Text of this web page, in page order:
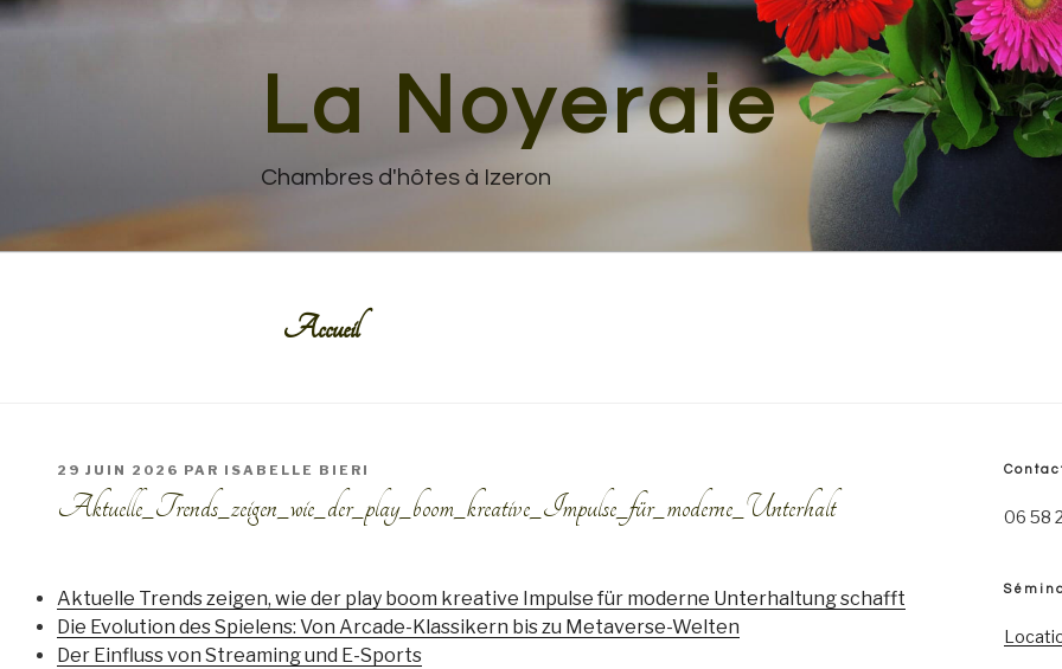
Aller
La Noyeraie
Chambres d'hôtes à Izeron
Accueil
PUBLIÉ
LE
29 JUIN 2026 PAR ISABELLE BIERI
Aktuelle_Trends_zeigen_wie_der_play_boom_kreative_Impulse_für_moderne_Unterhalt
Aktuelle Trends zeigen, wie der play boom kreative Impulse für moderne Unterhaltung schafft
Die Evolution des Spielens: Von Arcade-Klassikern bis zu Metaverse-Welten
Der Einfluss von Streaming und E-Sports
06 58